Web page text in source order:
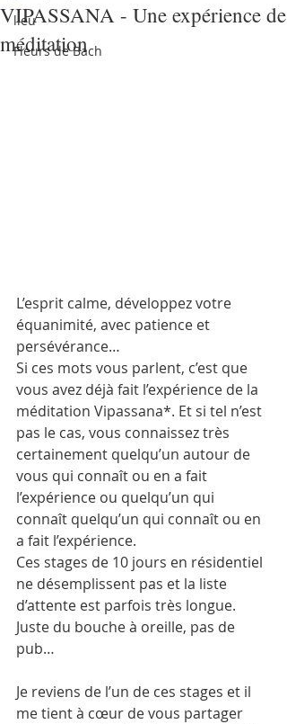
lieu
Fleurs de Bach
VIPASSANA - Une expérience de
méditation
L’esprit calme, développez votre
équanimité, avec patience et
persévérance…
Si ces mots vous parlent, c’est que
vous avez déjà fait l’expérience de la
méditation Vipassana*. Et si tel n’est
pas le cas, vous connaissez très
certainement quelqu’un autour de
vous qui connaît ou en a fait
l’expérience ou quelqu’un qui
connaît quelqu’un qui connaît ou en
a fait l’expérience.
Ces stages de 10 jours en résidentiel
ne désemplissent pas et la liste
d’attente est parfois très longue.
Juste du bouche à oreille, pas de
pub…
Je reviens de l’un de ces stages et il
me tient à cœur de vous partager